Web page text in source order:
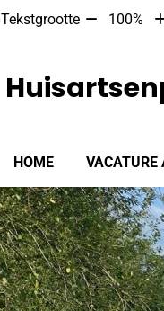
Tekstgrootte Tekst
10%
100%
Hoofdmenu
HOME VACATURE